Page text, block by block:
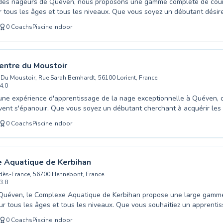
tous les âges et tous les niveaux. Que vous soyez un débutant
l'aisance aquatique ou un nageur souhaitant perfectionner votre
qualifiés vous accompagnent avec bienveillance dans un
sessions ludiques pour les plus jeunes permettent d'éveiller leur
que des programmes adaptés aux adultes offrent une progression
encadrement et l'attention portée à chaque élève font de Lorient
idéal pour découvrir ou approfondir le plaisir de nager. Venez
rejoignez notre communauté aquatique pour une expérience
0 CoachsPiscine Indoor
du Moustoir
Moustoir, Rue Sarah Bernhardt, 56100 Lorient, France
4.0
expérience d'apprentissage de la nage exceptionnelle à Quéven,
s'épanouir. Que vous soyez un débutant cherchant à acquérir
ou un nageur souhaitant perfectionner votre technique,
répondre à vos besoins. Les maîtres-nageurs passionnés de
avec pédagogie chaque élève, favorisant rapidement
des cours adaptés aux enfants dès le plus jeune âge pour
avec l'eau, ainsi que des sessions ciblées pour les adultes
Venez vivre la joie de progresser dans un environnement
pas vers une confiance renouvelée au bord et dans l'eau.
0 CoachsPiscine Indoor
Aquatique de Kerbihan
France, 56700 Hennebont, France
3.8
le Complexe Aquatique de Kerbihan propose une large
tous les âges et tous les niveaux. Que vous souhaitiez un
enfants afin de leur assurer une aisance aquatique dès le plus
0 CoachsPiscine Indoor